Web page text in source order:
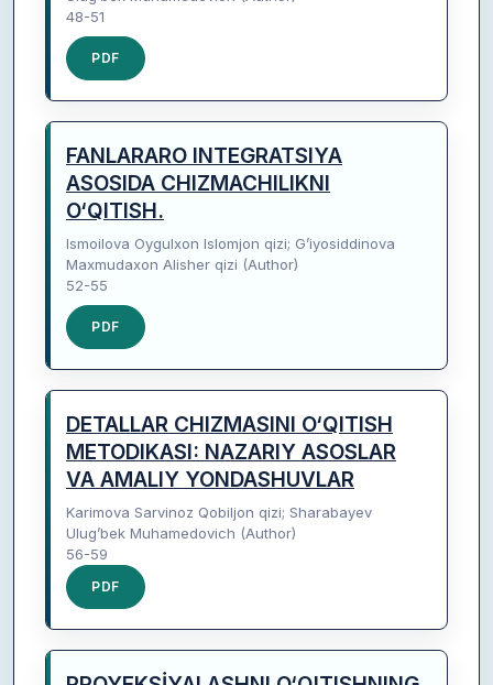
48-51
PDF
FANLARARO INTEGRATSIYA
ASOSIDA CHIZMACHILIKNI
O‘QITISH.
Ismoilova Oygulxon Islomjon qizi; G’iyosiddinova
Maxmudaxon Alisher qizi (Author)
52-55
PDF
DETALLAR CHIZMASINI O‘QITISH
METODIKASI: NAZARIY ASOSLAR
VA AMALIY YONDASHUVLAR
Karimova Sarvinoz Qobiljon qizi; Sharabayev
Ulug’bek Muhamedovich (Author)
56-59
PDF